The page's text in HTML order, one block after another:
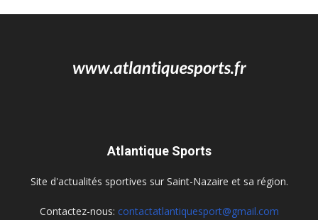
Atlantique Sports
Site d'actualités sportives sur Saint-Nazaire et sa région.
Contactez-nous: contactatlantiquesport@gmail.com